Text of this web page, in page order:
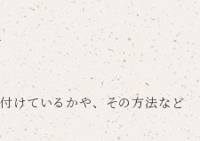
けているかや、その方法など